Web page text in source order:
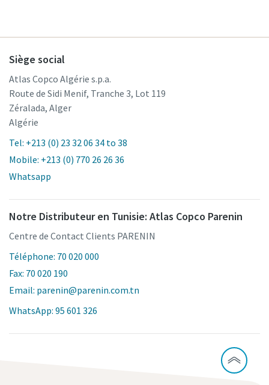
Siège social
Atlas Copco Algérie s.p.a.
Route de Sidi Menif, Tranche 3, Lot 119
Zéralada, Alger
Algérie
Tel: +213 (0) 23 32 06 34 to 38
Mobile: +213 (0) 770 26 26 36
Whatsapp
Notre Distributeur en Tunisie: Atlas Copco Parenin
Centre de Contact Clients PARENIN
Téléphone: 70 020 000
Fax: 70 020 190
Email: parenin@parenin.com.tn
WhatsApp: 95 601 326